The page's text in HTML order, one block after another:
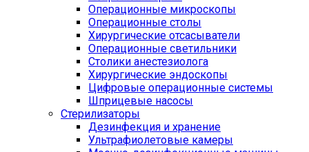
Операционные микроскопы
Операционные столы
Хирургические отсасыватели
Операционные светильники
Столики анестезиолога
Хирургические эндоскопы
Цифровые операционные системы
Шприцевые насосы
Стерилизаторы
Дезинфекция и хранение
Ультрафиолетовые камеры